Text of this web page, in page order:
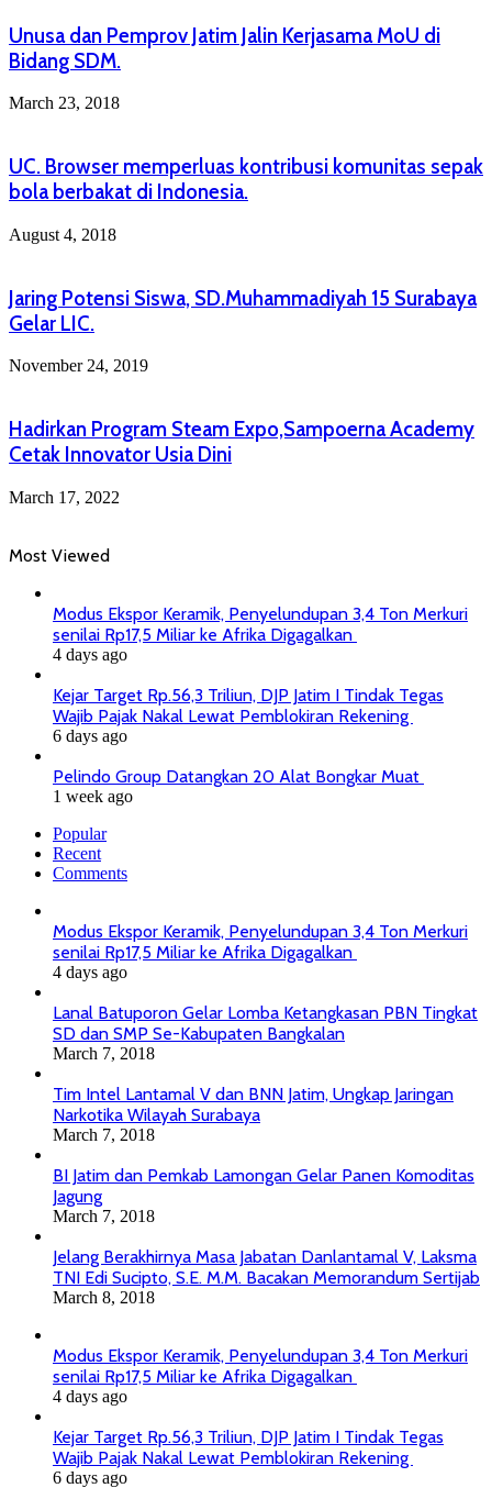
Unusa dan Pemprov Jatim Jalin Kerjasama MoU di
Bidang SDM.
March 23, 2018
UC. Browser memperluas kontribusi komunitas sepak
bola berbakat di Indonesia.
August 4, 2018
Jaring Potensi Siswa, SD.Muhammadiyah 15 Surabaya
Gelar LIC.
November 24, 2019
Hadirkan Program Steam Expo,Sampoerna Academy
Cetak Innovator Usia Dini
March 17, 2022
Most Viewed
Modus Ekspor Keramik, Penyelundupan 3,4 Ton Merkuri
senilai Rp17,5 Miliar ke Afrika Digagalkan
4 days ago
Kejar Target Rp.56,3 Triliun, DJP Jatim I Tindak Tegas
Wajib Pajak Nakal Lewat Pemblokiran Rekening
6 days ago
Pelindo Group Datangkan 20 Alat Bongkar Muat
1 week ago
Popular
Recent
Comments
Modus Ekspor Keramik, Penyelundupan 3,4 Ton Merkuri
senilai Rp17,5 Miliar ke Afrika Digagalkan
4 days ago
Lanal Batuporon Gelar Lomba Ketangkasan PBN Tingkat
SD dan SMP Se-Kabupaten Bangkalan
March 7, 2018
Tim Intel Lantamal V dan BNN Jatim, Ungkap Jaringan
Narkotika Wilayah Surabaya
March 7, 2018
BI Jatim dan Pemkab Lamongan Gelar Panen Komoditas
Jagung
March 7, 2018
Jelang Berakhirnya Masa Jabatan Danlantamal V, Laksma
TNI Edi Sucipto, S.E. M.M. Bacakan Memorandum Sertijab
March 8, 2018
Modus Ekspor Keramik, Penyelundupan 3,4 Ton Merkuri
senilai Rp17,5 Miliar ke Afrika Digagalkan
4 days ago
Kejar Target Rp.56,3 Triliun, DJP Jatim I Tindak Tegas
Wajib Pajak Nakal Lewat Pemblokiran Rekening
6 days ago